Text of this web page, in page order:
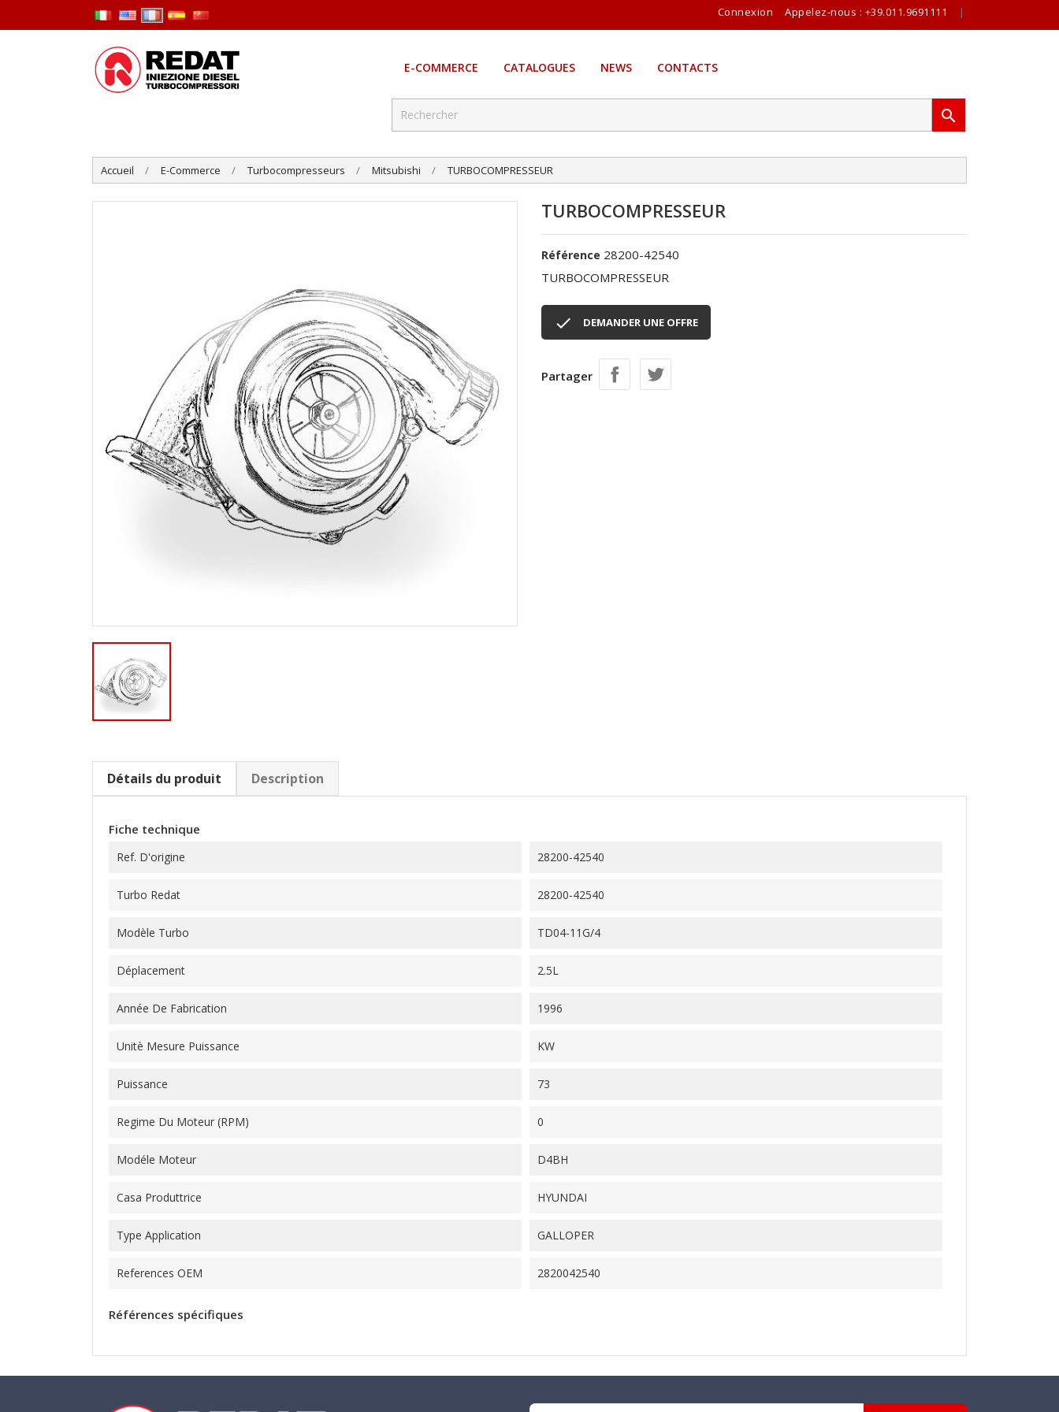
Connexion Appelez-nous : +39.011.9691111 |
E-COMMERCE CATALOGUES NEWS CONTACTS

Accueil E-Commerce Turbocompresseurs Mitsubishi TURBOCOMPRESSEUR
TURBOCOMPRESSEUR
Référence 28200-42540
TURBOCOMPRESSEUR
 DEMANDER UNE OFFRE
Partager
Détails du produit Description
Fiche technique
Ref. D'origine 28200-42540
Turbo Redat 28200-42540
Modèle Turbo TD04-11G/4
Déplacement 2.5L
Année De Fabrication 1996
Unitè Mesure Puissance KW
Puissance 73
Regime Du Moteur (RPM) 0
Modéle Moteur D4BH
Casa Produttrice HYUNDAI
Type Application GALLOPER
References OEM 2820042540
Références spécifiques